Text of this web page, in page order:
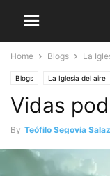
Home Blogs La
Blogs La Iglesia del aire
Vidas
By Teófilo Segovia